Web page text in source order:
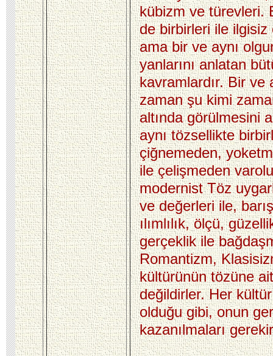
kübizm ve türevleri.
de birbirleri ile ilgisiz
ama bir ve aynı
yanlarını anlatan
kavramlardır. Bir ve
zaman şu kimi
altında görülmesini
aynı tözsellikte
çiğnemeden,
ile çelişmeden
modernist Töz
ve değerleri ile,
ılımlılık, ölçü,
gerçeklik ile
Romantizm,
kültürünün tözüne
değildirler. Her
olduğu gibi, onun
kazanılmaları